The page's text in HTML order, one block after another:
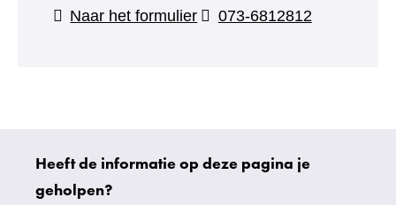
Naar het formulier(verwijst
073-6812812
Uw
gegevens
Heeft de informatie op deze pagina je
geholpen?